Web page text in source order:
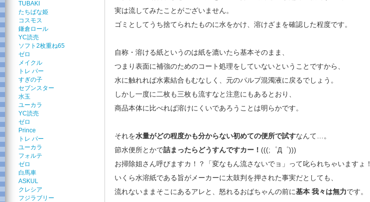
TUBAKI
たちばな姫
コスモス
鎌倉ロール
YC読売
ソフト2枚重ね65
ゼロ
メイクル
トレ パー
すぎの子
セブンスター
水玉
ユーカラ
YC読売
ゼロ
Prince
トレ パー
ユーカラ
フォルテ
ゼロ
白馬車
ASKUL
クレシア
フジラブリー
実は流してみたことがございません。
ゴミとしてうち捨てられたものに水をかけ、溶けざまを確認した程度です。
自称・溶ける紙というのは紙を漉いたら基本そのまま、
つまり表面に補強のためのコート処理をしていないということですから、
水に触れれば水素結合もむなしく、元のパルプ混濁液に戻るでしょう。
しかし一度に二枚も三枚も流すなと注意にもあるとおり、
商品本体に比べれば溶けにくいであろうことは明らかです。
それを水量がどの程度かも分からない初めての便所で試すなんて…。
節水便所とかで詰まったらどうすんですカー！ (((;゜Д゜)))
お掃除姐さん呼びますカ！？「変なもん流さないでョ」って叱られちゃいますょ！
いくら水溶紙である旨がメーカーに太鼓判を押された事実だとしても、
流れないままそこにあるアレと、怒れるおばちゃんの前に基本 我々は無力です。